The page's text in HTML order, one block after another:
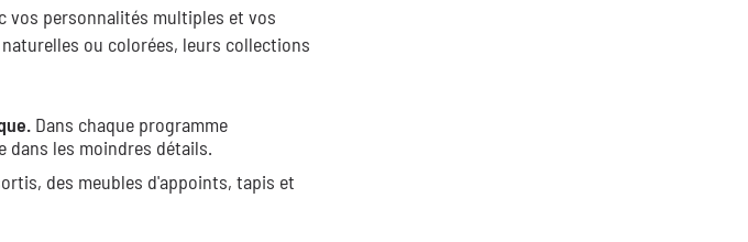
vos personnalités multiples et vos
ou colorées, leurs collections
Dans chaque programme
dans les moindres détails.
des meubles d'appoints, tapis et